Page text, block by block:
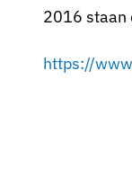
Pax 11
Pax 35+1
2016 staan
https://